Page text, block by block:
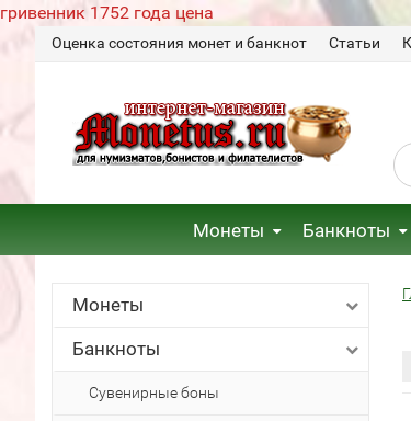
гривенник 1752 года цена
Оценка состояния монет и банкнот Статьи
Монеты Банкноты
Монеты
Банкноты
Сувенирные боны